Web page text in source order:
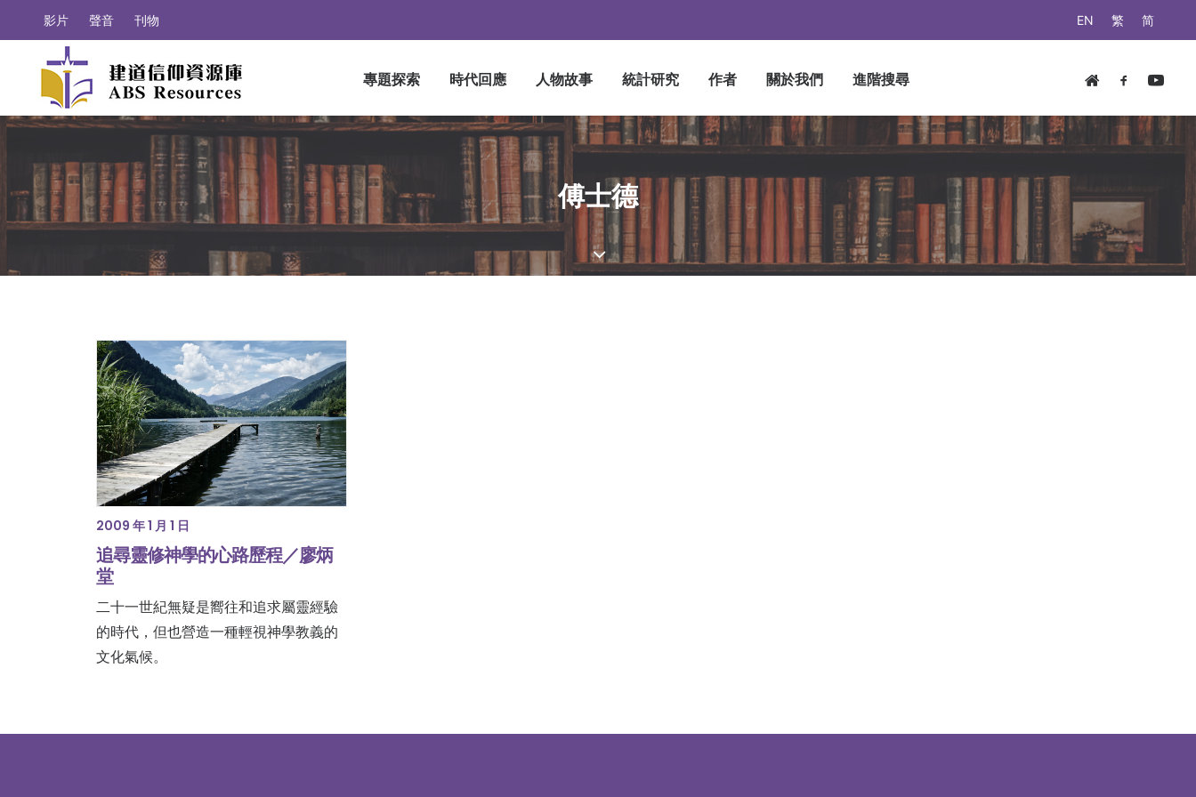
EN 繁 简
影片 聲音 刊物
專題探索 時代回應 人物故事 統計研究 作者 關於我們 進階搜尋
傅士德
2009 年 1 月 1 日
追尋靈修神學的心路歷程／廖炳
堂
二十一世紀無疑是嚮往和追求屬靈經驗
的時代，但也營造一種輕視神學教義的
文化氣候。